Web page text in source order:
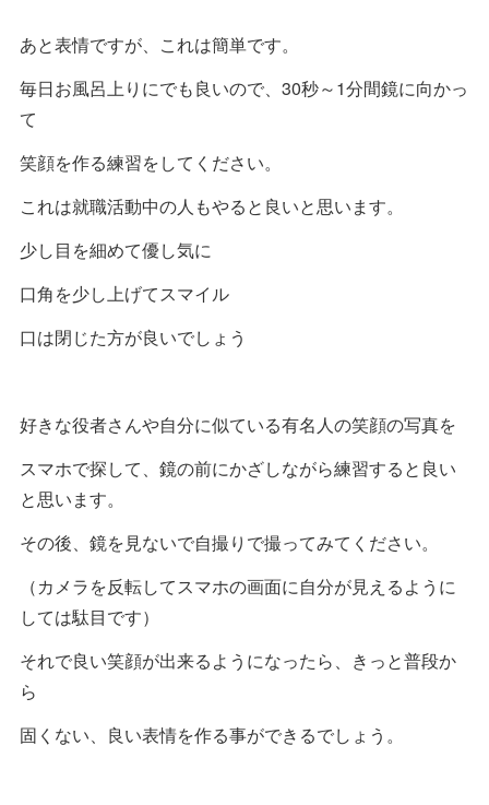
あと表情ですが、これは簡単です。
毎日お風呂上りにでも良いので、30秒～1分間鏡に向かっ
て
笑顔を作る練習をしてください。
これは就職活動中の人もやると良いと思います。
少し目を細めて優し気に
口角を少し上げてスマイル
口は閉じた方が良いでしょう
好きな役者さんや自分に似ている有名人の笑顔の写真を
スマホで探して、鏡の前にかざしながら練習すると良い
と思います。
その後、鏡を見ないで自撮りで撮ってみてください。
（カメラを反転してスマホの画面に自分が見えるように
しては駄目です）
それで良い笑顔が出来るようになったら、きっと普段か
ら
固くない、良い表情を作る事ができるでしょう。